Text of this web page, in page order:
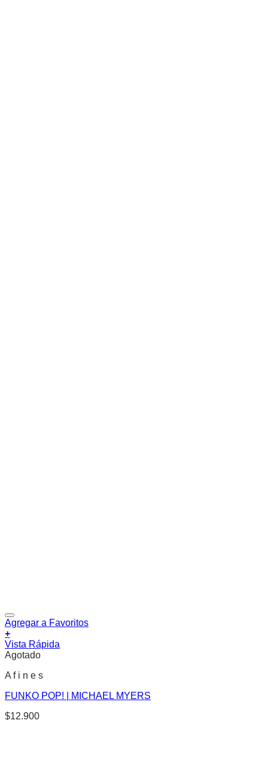
Agregar a Favoritos
+
Vista Rápida
Agotado
A f i n e s
FUNKO POP! | MICHAEL MYERS
$12.900